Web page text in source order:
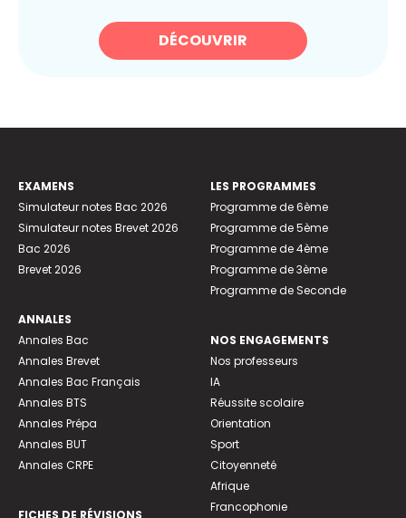
DÉCOUVRIR
EXAMENS
Simulateur notes Bac 2026
Simulateur notes Brevet 2026
Bac 2026
Brevet 2026
ANNALES
Annales Bac
Annales Brevet
Annales Bac Français
Annales BTS
Annales Prépa
Annales BUT
Annales CRPE
FICHES DE RÉVISIONS
LES PROGRAMMES
Programme de 6ème
Programme de 5ème
Programme de 4ème
Programme de 3ème
Programme de Seconde
NOS ENGAGEMENTS
Nos professeurs
IA
Réussite scolaire
Orientation
Sport
Citoyenneté
Afrique
Francophonie